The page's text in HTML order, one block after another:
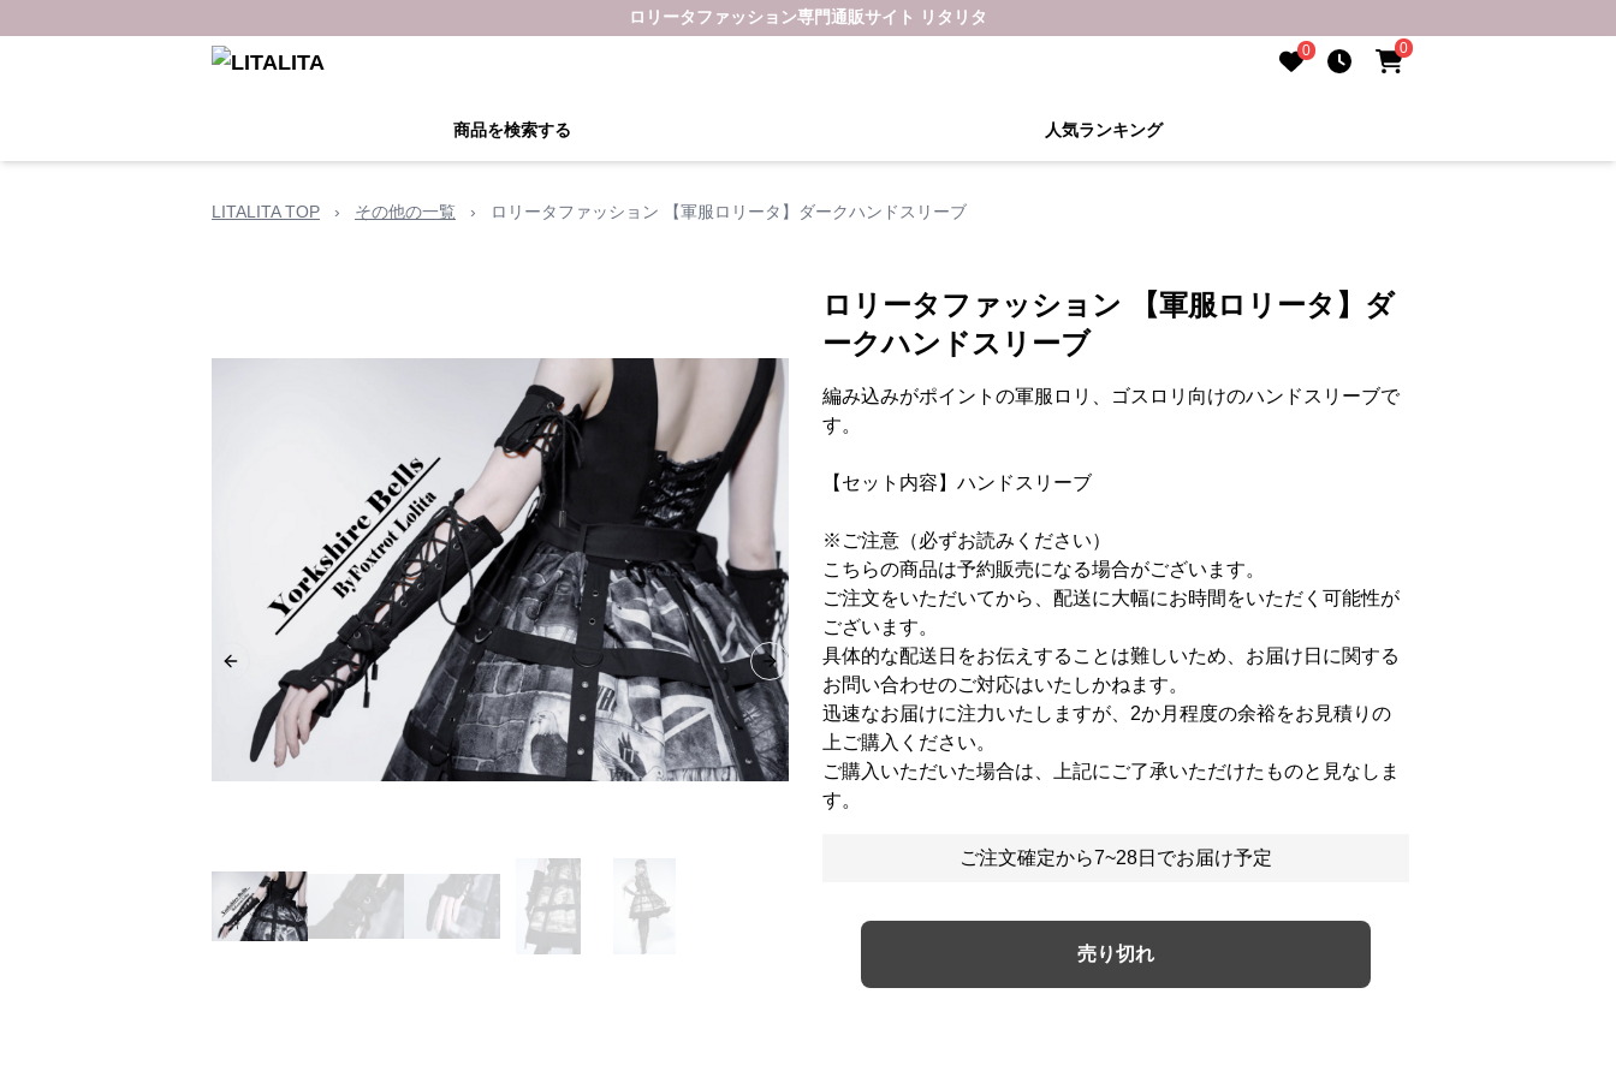
ロリータファッション専門通販サイト リタリタ
0 0
商品を検索する 人気ランキング
LITALITA TOP › その他の一覧 › ロリータファッション 【軍服ロリータ】ダークハンドスリーブ
Previous slide Next slide
ロリータファッション 【軍服ロリータ】ダ
ークハンドスリーブ
編み込みがポイントの軍服ロリ、ゴスロリ向けのハンドスリーブで
す。
【セット内容】ハンドスリーブ
※ご注意（必ずお読みください）
こちらの商品は予約販売になる場合がございます。
ご注文をいただいてから、配送に大幅にお時間をいただく可能性が
ございます。
具体的な配送日をお伝えすることは難しいため、お届け日に関する
お問い合わせのご対応はいたしかねます。
迅速なお届けに注力いたしますが、2か月程度の余裕をお見積りの
上ご購入ください。
ご購入いただいた場合は、上記にご了承いただけたものと見なしま
す。
ご注文確定から7~28日でお届け予定
売り切れ